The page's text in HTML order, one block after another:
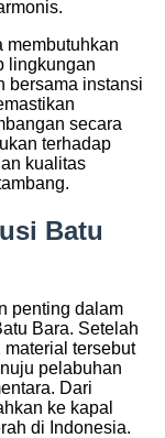
membutuhkan
lingkungan
bersama instansi
secara
terhadap
kualitas
Batu
penting dalam
Bara. Setelah
tersebut
pelabuhan
Dari
ke kapal
di Indonesia.